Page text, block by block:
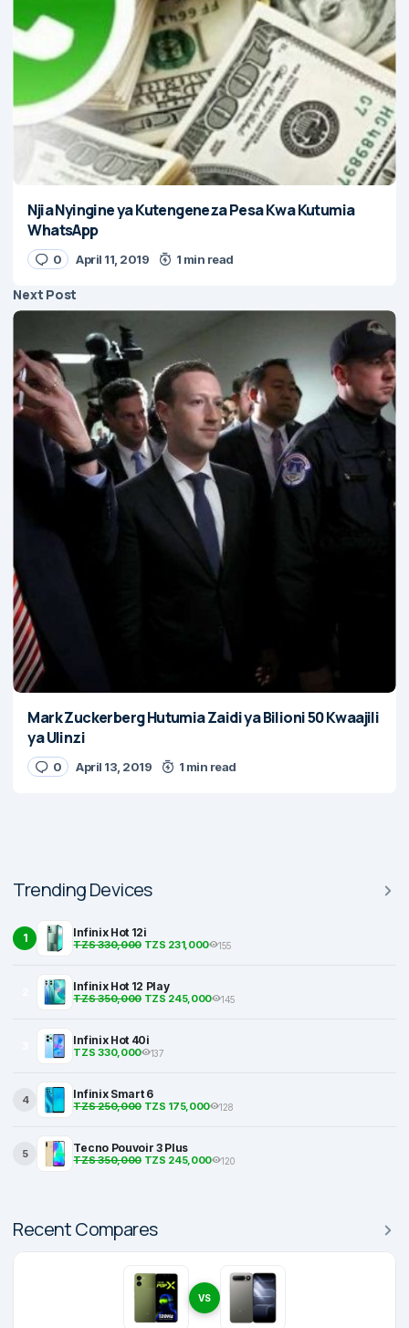
Njia Nyingine ya Kutengeneza Pesa Kwa Kutumia
WhatsApp
0 April 11, 2019 1 min read
Next Post
Mark Zuckerberg Hutumia Zaidi ya Bilioni 50 Kwaajili
ya Ulinzi
0 April 13, 2019 1 min read
Trending Devices
1 Infinix Hot 12i
TZS 330,000TZS 231,000 155
Infinix Hot 12 Play
TZS 350,000TZS 245,000 145
Infinix Hot 40i
TZS 330,000 137
4 Infinix Smart 6
TZS 250,000TZS 175,000 128
5 Tecno Pouvoir 3 Plus
TZS 350,000TZS 245,000 120
Recent Compares
VS